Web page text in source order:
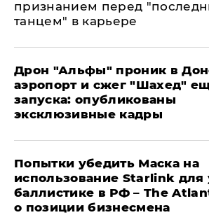
признанием перед
танцем" в карьере
Дрон "Альфы" проник в
аэропорт и сжег "Шахед"
запуска: опубликованы
эксклюзивные кадры
Попытки убедить Маска на
использование Starlink для
баллистике в РФ – The
о позиции бизнесмена